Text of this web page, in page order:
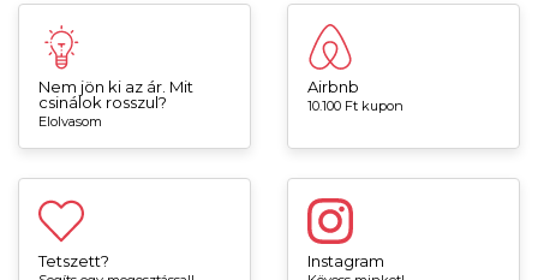
Nem jön ki az ár. Mit
csinálok rosszul?
Elolvasom
Airbnb
10.100 Ft kupon
Tetszett? Instagram